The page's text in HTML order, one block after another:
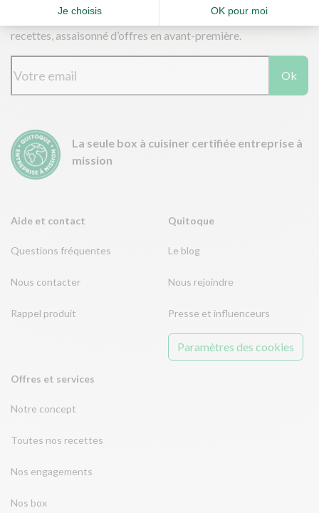
Aide et contact
Questions fréquentes
Nous contacter
Rappel produit
Offres et services
Notre concept
Toutes nos recettes
Nos engagements
Nos box
Quitoque
Le blog
Nous rejoindre
Presse et influenceurs
Paramètres des cookies
Une fois par semaine, un concentré d’astuces, d’idées et de
recettes, assaisonné d’offres en avant-première.
Ok
La seule box à cuisiner certifiée entreprise à
mission